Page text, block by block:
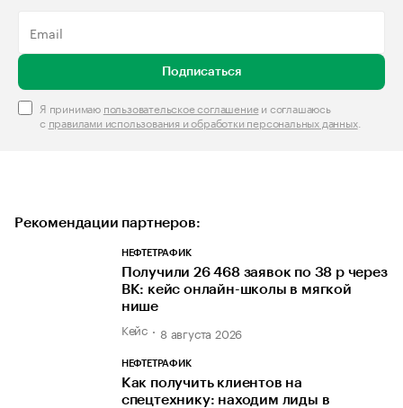
Подписаться
Я принимаю пользовательское соглашениеи соглашаюсь
с правилами использования и обработки персональных данных.
Рекомендации партнеров:
НЕФТЕТРАФИК
Получили 26 468 заявок по 38 р через
ВК: кейс онлайн-школы в мягкой
нише
Кейс 8 августа 2026
НЕФТЕТРАФИК
Как получить клиентов на
спецтехнику: находим лиды в